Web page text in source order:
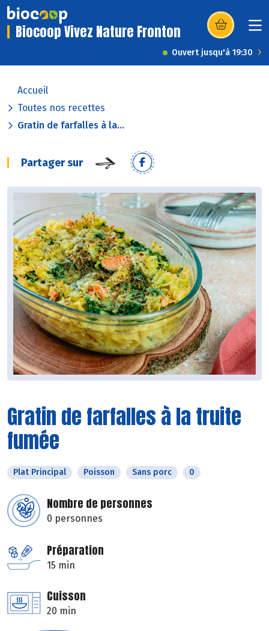
Biocoop Vivez Nature Fronton (s’ouvre dans
Ouvert jusqu'à 19:30
Accueil
Toutes nos recettes
Gratin de farfalles à la...
Partager sur
Gratin de farfalles à la truite
fumée
Plat Principal Poisson Sans porc 0
Nombre de personnes
0 personnes
Préparation
15 min
Cuisson
20 min